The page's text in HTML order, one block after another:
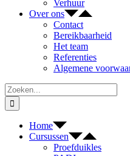
Verhuur
Over ons
Contact
Bereikbaarheid
Het team
Referenties
Algemene
Zoeken
naar:
Home
Cursussen
Proefduikles